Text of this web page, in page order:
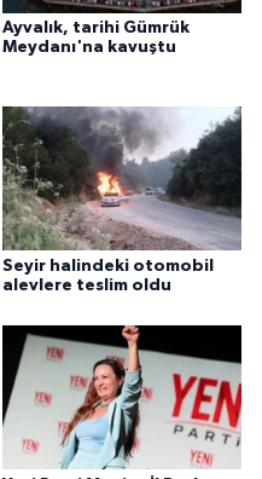
Ayvalık, tarihi Gümrük
Meydanı'na kavuştu
Seyir halindeki otomobil
alevlere teslim oldu